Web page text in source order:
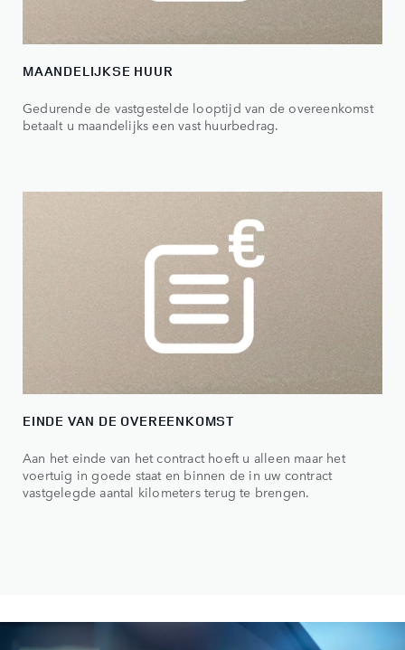
MAANDELIJKSE HUUR
Gedurende de vastgestelde looptijd van de overeenkomst
betaalt u maandelijks een vast huurbedrag.
EINDE VAN DE OVEREENKOMST
Aan het einde van het contract hoeft u alleen maar het
voertuig in goede staat en binnen de in uw contract
vastgelegde aantal kilometers terug te brengen.